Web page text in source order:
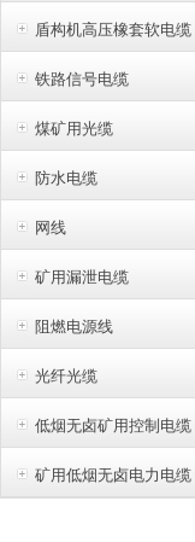
盾构机高压橡套软电缆
铁路信号电缆
煤矿用光缆
防水电缆
网线
矿用漏泄电缆
阻燃电源线
光纤光缆
低烟无卤矿用控制电缆
矿用低烟无卤电力电缆